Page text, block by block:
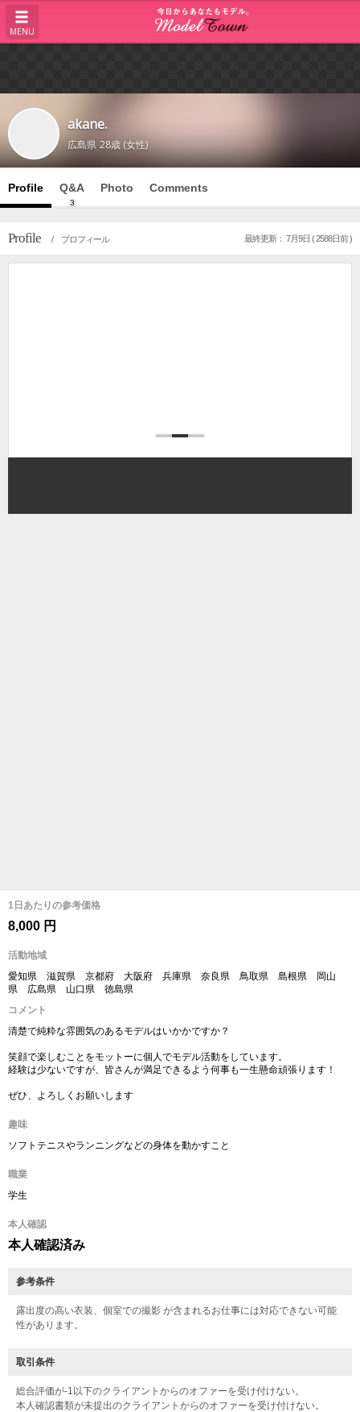
MENU
akane.
広島県 28歳 (女性)
Profile Q&A
3
Photo Comments
Profile / プロフィール 最終更新： 7月9日 ( 2588日前 )
1日あたりの参考価格
8,000 円
活動地域
愛知県 滋賀県 京都府 大阪府 兵庫県 奈良県 鳥取県 島根県 岡山
県 広島県 山口県 徳島県
コメント
清楚で純粋な雰囲気のあるモデルはいかかですか？
笑顔で楽しむことをモットーに個人でモデル活動をしています。
経験は少ないですが、皆さんが満足できるよう何事も一生懸命頑張ります！
ぜひ、よろしくお願いします
趣味
ソフトテニスやランニングなどの身体を動かすこと
職業
学生
本人確認
本人確認済み
参考条件
露出度の高い衣装、個室での撮影 が含まれるお仕事には対応できない可能
性があります。
取引条件
総合評価が-1以下のクライアントからのオファーを受け付けない。
本人確認書類が未提出のクライアントからのオファーを受け付けない。